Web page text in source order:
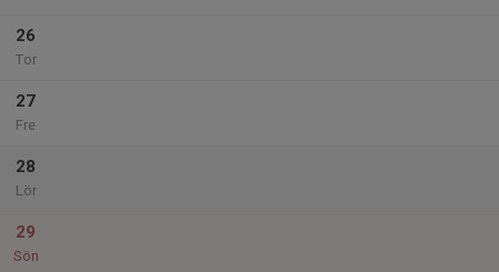
26
Tor
27
Fre
28
Lör
29
Sön